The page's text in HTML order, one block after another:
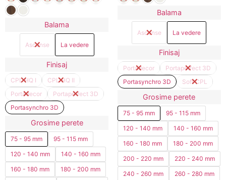
Balama
Ascunse La vedere
Finisaj
CPL HQ I
CPL HQ II
Portadecor
Portaperfect 3D
Portasynchro 3D
Grosime perete
75 - 95 mm
95 - 115 mm
120 - 140 mm
140 - 160 mm
160 - 180 mm
180 - 200 mm
Balama
Ascunse La vedere
Finisaj
Portadecor
Portaperfect 3D
Portasynchro 3D
Soft CPL
Grosime perete
75 - 95 mm
95 - 115 mm
120 - 140 mm
140 - 160 mm
160 - 180 mm
180 - 200 mm
200 - 220 mm
220 - 240 mm
240 - 260 mm
260 - 280 mm